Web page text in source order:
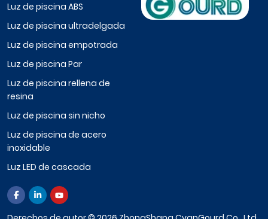
Luz de piscina ABS
Luz de piscina ultradelgada
Luz de piscina empotrada
Luz de piscina Par
Luz de piscina rellena de
resina
Luz de piscina sin nicho
Luz de piscina de acero
inoxidable
Luz LED de cascada